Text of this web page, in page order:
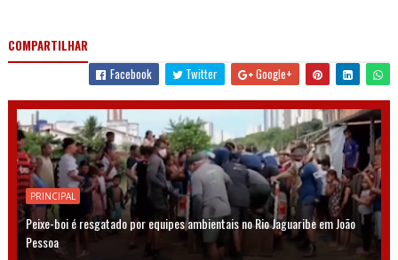
COMPARTILHAR
Facebook
Twitter Google+
PRINCIPAL
Peixe-boi é resgatado por equipes ambientais no Rio Jaguaribe em João
Pessoa